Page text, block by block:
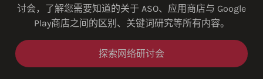
讨会，了解您需要知道的关于 ASO、应用商店与 Google
Play商店之间的区别、关键词研究等所有内容。
探索网络研讨会